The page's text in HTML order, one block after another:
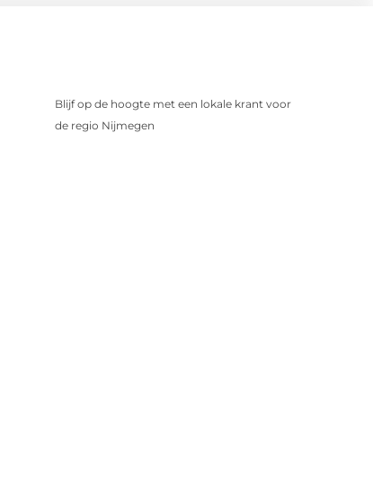
Blijf op de hoogte met een lokale krant voor
de regio Nijmegen